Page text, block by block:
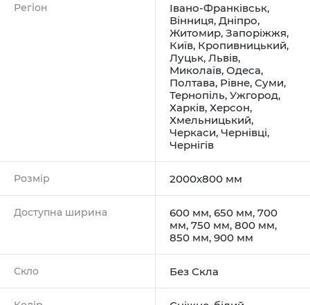
Регіон Івано-Франківськ,
Вінниця, Дніпро,
Житомир, Запоріжжя,
Київ, Кропивницький,
Луцьк, Львів,
Миколаїв, Одеса,
Полтава, Рівне, Суми,
Тернопіль, Ужгород,
Харків, Херсон,
Хмельницький,
Черкаси, Чернівці,
Чернігів
Розмір 2000х800 мм
Доступна ширина
600 мм, 650 мм, 700
мм, 750 мм, 800 мм,
850 мм, 900 мм
Скло Без Скла